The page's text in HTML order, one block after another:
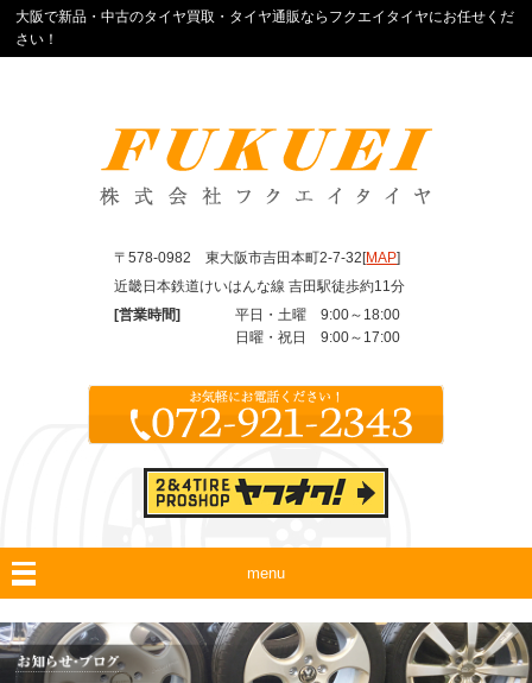
大阪で新品・中古のタイヤ買取・タイヤ通販ならフクエイタイヤにお任せくだ
さい！
〒578-0982 東大阪市吉田本町2-7-32[MAP]
近畿日本鉄道けいはんな線 吉田駅徒歩約11分
[営業時間]
平日・土曜 9:00～18:00
日曜・祝日 9:00～17:00
menu